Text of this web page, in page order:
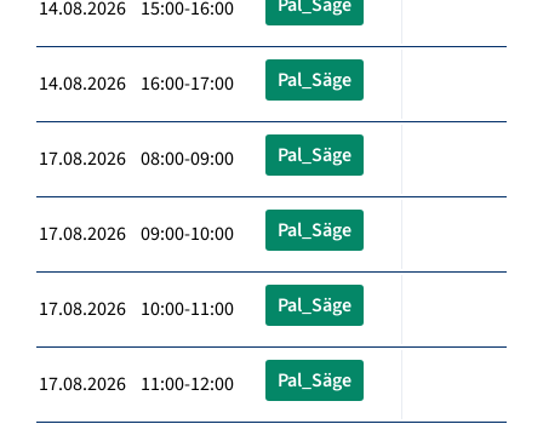
14.08.2026 15:00-16:00
14.08.2026 16:00-17:00 Pal_Säge
17.08.2026 08:00-09:00 Pal_Säge
17.08.2026 09:00-10:00 Pal_Säge
17.08.2026 10:00-11:00 Pal_Säge
17.08.2026 11:00-12:00 Pal_Säge